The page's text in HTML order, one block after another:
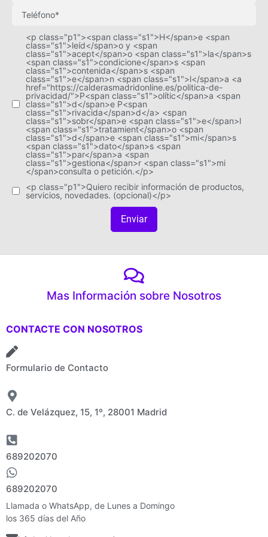
<p class="p1"><span class="s1">H</span>e <span
class="s1">leíd</span>o y <span
class="s1">acept</span>o <span class="s1">la</span>s
<span class="s1">condicione</span>s <span
class="s1">contenida</span>s <span
class="s1">e</span>n <span class="s1">l</span>a <a
href="https://calderasmadridonline.es/politica-de-
privacidad/">P<span class="s1">olític</span>a <span
class="s1">d</span>e P<span
class="s1">rivacida</span>d</a> <span
class="s1">sobr</span>e <span class="s1">e</span>l
<span class="s1">tratamient</span>o <span
class="s1">d</span>e <span class="s1">mi</span>s
<span class="s1">dato</span>s <span
class="s1">par</span>a <span
class="s1">gestiona</span>r <span class="s1">mi
</span>consulta o petición.</p>
<p class="p1">Quiero recibir información de productos,
servicios, novedades. (opcional)</p>
Enviar
Mas Información sobre Nosotros
CONTACTE CON NOSOTROS
Formulario de Contacto
C. de Velázquez, 15, 1º, 28001 Madrid
689202070
689202070
Llamada o WhatsApp, de Lunes a Domingo
los 365 días del Año